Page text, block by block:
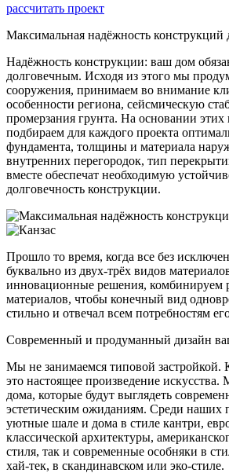
рассчитать проект
Максимальная надёжность конструкций
Надёжность конструкции: ваш дом
долговечным. Исходя из этого мы
сооружения, принимаем во внимание
особенности региона, сейсмическую
промерзания грунта. На основании
подбираем для каждого проекта
фундамента, толщины и материала
внутренних перегородок, тип
вместе обеспечат необходимую
долговечность конструкции.
Прошло то время, когда все без
буквально из двух-трёх видов
инновационные решения, комбинируем
материалов, чтобы конечный вид
стильно и отвечал всем потребностям
Современный и продуманный дизайн
Мы не занимаемся типовой
это настоящее произведение
дома, которые будут выглядеть
эстетическим ожиданиям. Среди наших
уютные шале и дома в стиле кантри,
классической архитектуры,
стиля, так и современные особняки в
хай-тек, в скандинавском или эко-стиле.